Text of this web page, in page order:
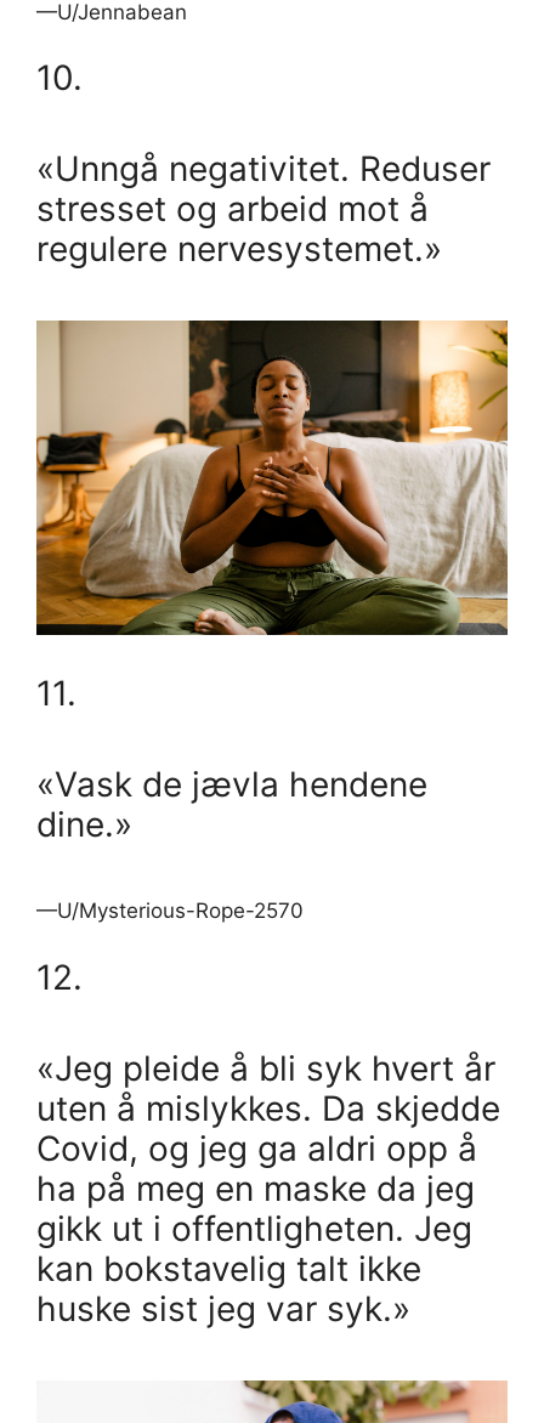
—U/Jennabean
10.
«Unngå negativitet. Reduser
stresset og arbeid mot å
regulere nervesystemet.»
11.
«Vask de jævla hendene
dine.»
—U/Mysterious-Rope-2570
12.
«Jeg pleide å bli syk hvert år
uten å mislykkes. Da skjedde
Covid, og jeg ga aldri opp å
ha på meg en maske da jeg
gikk ut i offentligheten. Jeg
kan bokstavelig talt ikke
huske sist jeg var syk.»